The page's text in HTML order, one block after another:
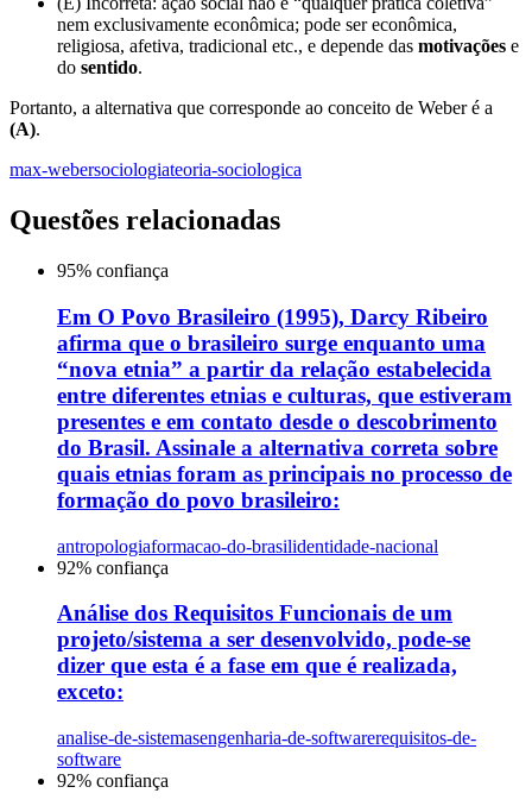
nem exclusivamente econômica; pode ser econômica,
religiosa, afetiva, tradicional etc., e depende das motivações e
do sentido.
Portanto, a alternativa que corresponde ao conceito de Weber é a
(A).
max-webersociologiateoria-sociologica
Questões relacionadas
95% confiança
Em O Povo Brasileiro (1995), Darcy Ribeiro
afirma que o brasileiro surge enquanto uma
“nova etnia” a partir da relação estabelecida
entre diferentes etnias e culturas, que estiveram
presentes e em contato desde o descobrimento
do Brasil. Assinale a alternativa correta sobre
quais etnias foram as principais no processo de
formação do povo brasileiro:
antropologiaformacao-do-brasilidentidade-nacional
92% confiança
Análise dos Requisitos Funcionais de um
projeto/sistema a ser desenvolvido, pode-se
dizer que esta é a fase em que é realizada,
exceto:
analise-de-sistemasengenharia-de-softwarerequisitos-de-
software
92% confiança